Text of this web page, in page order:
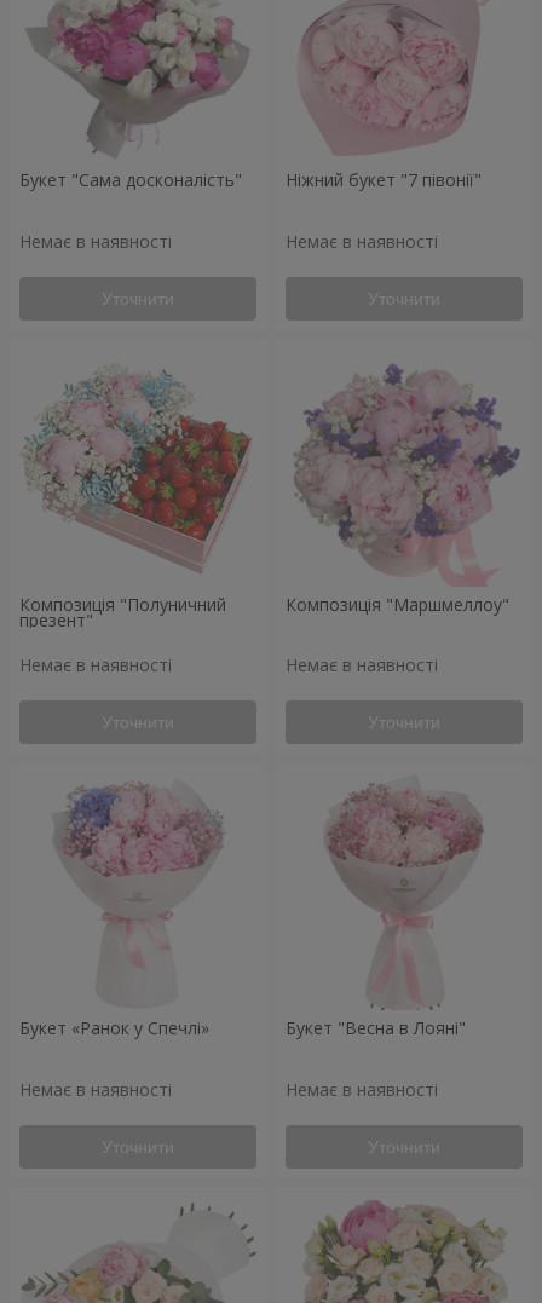
Букет "Сама досконалість"
Немає в наявності
Уточнити
Ніжний букет "7 півонії"
Немає в наявності
Уточнити
Композиція "Полуничний
презент"
Немає в наявності
Уточнити
Композиція "Маршмеллоу"
Немає в наявності
Уточнити
Букет «Ранок у Спечлі»
Немає в наявності
Уточнити
Букет "Весна в Лояні"
Немає в наявності
Уточнити